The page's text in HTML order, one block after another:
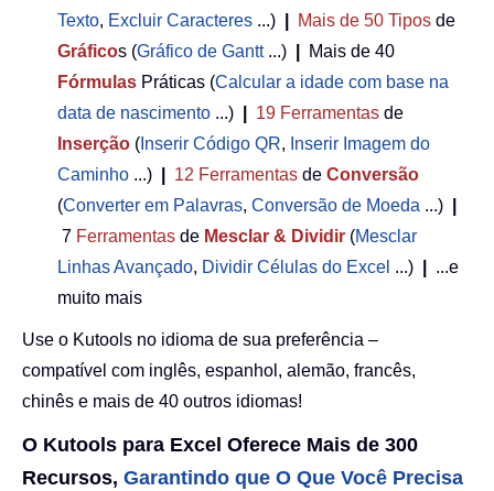
Texto, Excluir Caracteres ...) Mais de 50 Tipos de
Gráficos (Gráfico de Gantt...)
Mais de 40
Fórmulas Práticas (Calcular a idade com base na
data de nascimento ...) 19 Ferramentas de
Inserção ( Inserir Código QR, Inserir Imagem do
Caminho ...) 12 Ferramentas de Conversão
(Converter em Palavras, Conversão de Moeda ...)
7 Ferramentas de Mesclar & Dividir (Mesclar
Linhas Avançado, Dividir Células do Excel ...)
...e
muito mais
Use o Kutools no idioma de sua preferência –
compatível com inglês, espanhol, alemão, francês,
chinês e mais de 40 outros idiomas!
O Kutools para Excel Oferece Mais de 300
Recursos, Garantindo que O Que Você Precisa